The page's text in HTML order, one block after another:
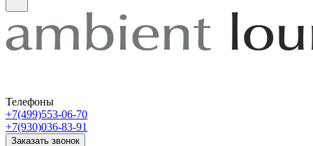
Телефоны
+7(499)553-06-70
+7(930)036-83-91
Заказать звонок